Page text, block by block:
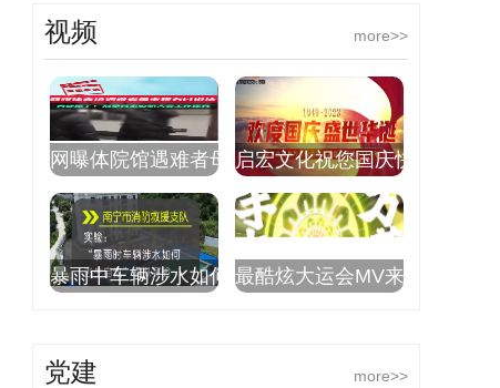
more>>
视频
网曝体院馆遇难者母 启宏文化祝您国庆快
暴雨中车辆涉水如何 最酷炫大运会MV来
more>>
党建